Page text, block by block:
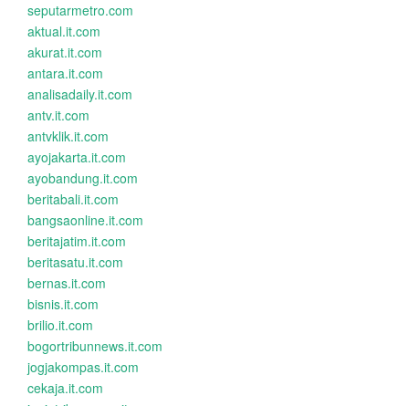
seputarmetro.com
aktual.it.com
akurat.it.com
antara.it.com
analisadaily.it.com
antv.it.com
antvklik.it.com
ayojakarta.it.com
ayobandung.it.com
beritabali.it.com
bangsaonline.it.com
beritajatim.it.com
beritasatu.it.com
bernas.it.com
bisnis.it.com
brilio.it.com
bogortribunnews.it.com
jogjakompas.it.com
cekaja.it.com